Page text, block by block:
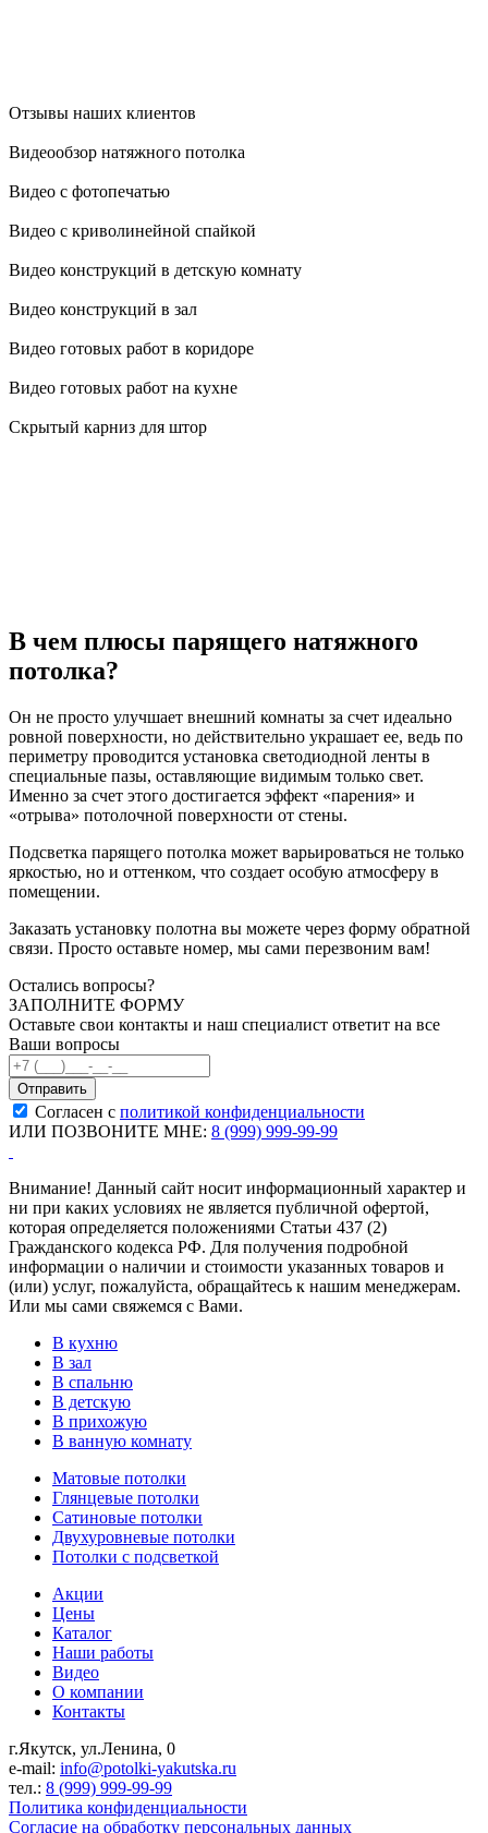
Отзывы наших клиентов
Видеообзор натяжного потолка
Видео с фотопечатью
Видео с криволинейной спайкой
Видео конструкций в детскую комнату
Видео конструкций в зал
Видео готовых работ в коридоре
Видео готовых работ на кухне
Скрытый карниз для штор
В чем плюсы парящего натяжного
потолка?
Он не просто улучшает внешний комнаты за счет идеально
ровной поверхности, но действительно украшает ее, ведь по
периметру проводится установка светодиодной ленты в
специальные пазы, оставляющие видимым только свет.
Именно за счет этого достигается эффект «парения» и
«отрыва» потолочной поверхности от стены.
Подсветка парящего потолка может варьироваться не только
яркостью, но и оттенком, что создает особую атмосферу в
помещении.
Заказать установку полотна вы можете через форму обратной
связи. Просто оставьте номер, мы сами перезвоним вам!
Остались вопросы?
ЗАПОЛНИТЕ ФОРМУ
Оставьте свои контакты и наш специалист ответит на все
Ваши вопросы
Согласен с политикой конфиденциальности
ИЛИ ПОЗВОНИТЕ МНЕ: 8 (999) 999-99-99
Внимание! Данный сайт носит информационный характер и
ни при каких условиях не является публичной офертой,
которая определяется положениями Статьи 437 (2)
Гражданского кодекса РФ. Для получения подробной
информации о наличии и стоимости указанных товаров и
(или) услуг, пожалуйста, обращайтесь к нашим менеджерам.
Или мы сами свяжемся с Вами.
В кухню
В зал
В спальню
В детскую
В прихожую
В ванную комнату
Матовые потолки
Глянцевые потолки
Сатиновые потолки
Двухуровневые потолки
Потолки с подсветкой
Акции
Цены
Каталог
Наши работы
Видео
О компании
Контакты
г.Якутск, ул.Ленина, 0
e-mail: info@potolki-yakutska.ru
тел.: 8 (999) 999-99-99
Политика конфиденциальности
Согласие на обработку персональных данных